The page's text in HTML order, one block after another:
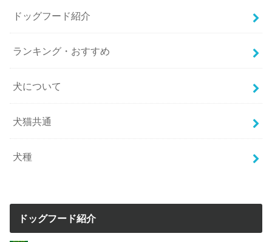
ドッグフード紹介
ランキング・おすすめ
犬について
犬猫共通
犬種
ドッグフード紹介